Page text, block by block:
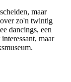
maar
zo'n twintig
dancings, een
maar